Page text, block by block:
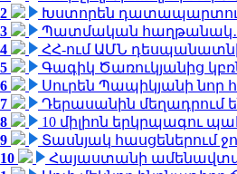
2
Խստորեն դատապարտում
3
Պատմական հաղթանակ․
4
ՀՀ-ում ԱՄՆ
5
Գագիկ Ծառուկյանից
6
Սուրեն Պապիկյանի նոր
7
Դերասանին մեղադրում
8
10 միլիոն երկրպագու
9
Տասնյակ հասցեներում
10
Հայաստանի